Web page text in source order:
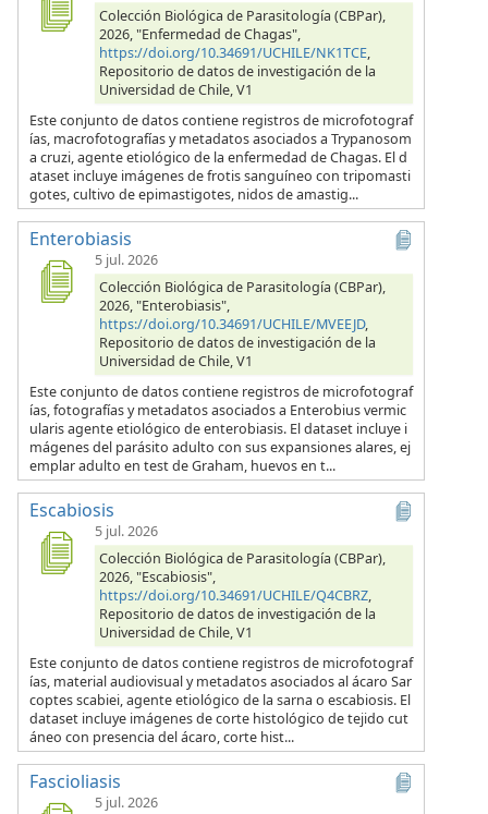
Colección Biológica de Parasitología (CBPar),
2026, "Enfermedad de Chagas",
https://doi.org/10.34691/UCHILE/NK1TCE,
Repositorio de datos de investigación de la
Universidad de Chile, V1
Este conjunto de datos contiene registros de microfotograf
ías, macrofotografías y metadatos asociados a Trypanosom
a cruzi, agente etiológico de la enfermedad de Chagas. El d
ataset incluye imágenes de frotis sanguíneo con tripomasti
gotes, cultivo de epimastigotes, nidos de amastig...
Enterobiasis
5 jul. 2026
Colección Biológica de Parasitología (CBPar),
2026, "Enterobiasis",
https://doi.org/10.34691/UCHILE/MVEEJD,
Repositorio de datos de investigación de la
Universidad de Chile, V1
Este conjunto de datos contiene registros de microfotograf
ías, fotografías y metadatos asociados a Enterobius vermic
ularis agente etiológico de enterobiasis. El dataset incluye i
mágenes del parásito adulto con sus expansiones alares, ej
emplar adulto en test de Graham, huevos en t...
Escabiosis
5 jul. 2026
Colección Biológica de Parasitología (CBPar),
2026, "Escabiosis",
https://doi.org/10.34691/UCHILE/Q4CBRZ,
Repositorio de datos de investigación de la
Universidad de Chile, V1
Este conjunto de datos contiene registros de microfotograf
ías, material audiovisual y metadatos asociados al ácaro Sar
coptes scabiei, agente etiológico de la sarna o escabiosis. El
dataset incluye imágenes de corte histológico de tejido cut
áneo con presencia del ácaro, corte hist...
Fascioliasis
5 jul. 2026